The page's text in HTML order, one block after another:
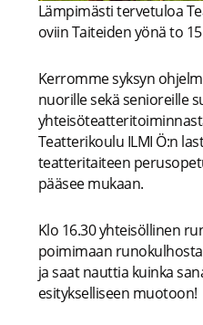
Lämpimästi tervetuloa
oviin Taiteiden yönä to
Kerromme syksyn
nuorille sekä senioreille
Teatterikoulu ILMI Ö:n
teatteritaiteen
pääsee mukaan.
Klo 16.30 yhteisöllinen
poimimaan
ja saat nauttia kuinka
esitykselliseen muotoon!